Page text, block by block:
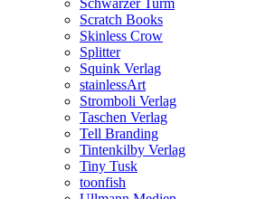
Schwarzer Turm
Scratch Books
Skinless Crow
Splitter
Squink Verlag
stainlessArt
Stromboli Verlag
Taschen Verlag
Tell Branding
Tintenkilby Verlag
Tiny Tusk
toonfish